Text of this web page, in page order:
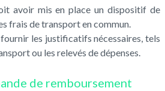
avoir mis en place un dispositif de
frais de transport en commun.
les justificatifs nécessaires, tels
ou les relevés de dépenses.
de remboursement